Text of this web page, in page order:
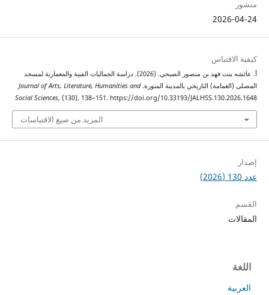
أ. عائشه بنت فهد بن منصور الصبحي. (2026). دراسة الجماليات الفنية والمعمارية لمسجد
التاريخي بالمدينة المنورة.Journal of Arts, Literature, Humanities and
Social Sciences, (130), 138–151. https://doi.org/10.33193/
المزيد من صيغ الاقتباسات